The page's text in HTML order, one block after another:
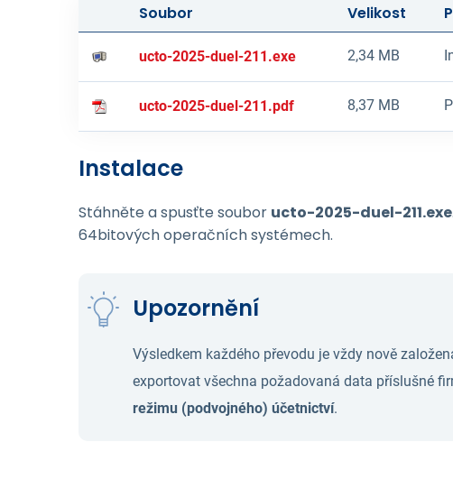
Soubor Velikost
ucto-2025-duel-211.exe 2,34 MB
ucto-2025-duel-211.pdf 8,37 MB
Instalace
Stáhněte a spusťte soubor ucto-2025-duel-211.exe
64bitových operačních systémech.
Upozornění
Výsledkem každého převodu je vždy nově
exportovat všechna požadovaná data příslušné
režimu (podvojného) účetnictví.